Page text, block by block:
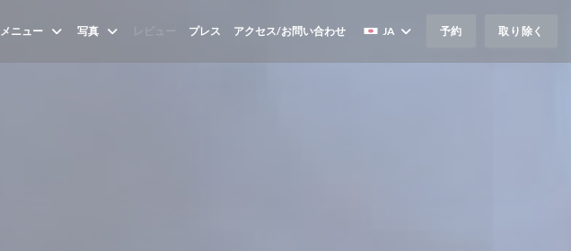
メニュー 写真 プレス アクセス/お問い合わせ JA 予約 取り除く